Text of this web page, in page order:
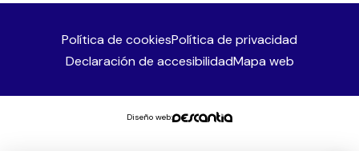
Política de cookiesPolítica de privacidad
Declaración de accesibilidadMapa web
Diseño web: